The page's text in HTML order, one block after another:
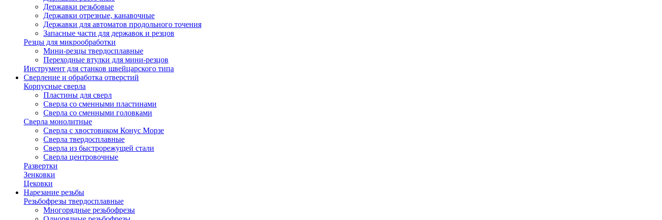
Державки резьбовые
Державки отрезные, канавочные
Державки для автоматов продольного точения
Запасные части для державок и резцов
Резцы для микрообработки
Мини-резцы твердосплавные
Переходные втулки для мини-резцов
Инструмент для станков швейцарского типа
Сверление и обработка отверстий
Корпусные сверла
Пластины для сверл
Сверла со сменными пластинами
Сверла со сменными головками
Сверла монолитные
Сверла с хвостовиком Конус Морзе
Сверла твердосплавные
Сверла из быстрорежущей стали
Сверла центровочные
Развертки
Зенковки
Цековки
Нарезание резьбы
Резьбофрезы твердосплавные
Многорядные резьбофрезы